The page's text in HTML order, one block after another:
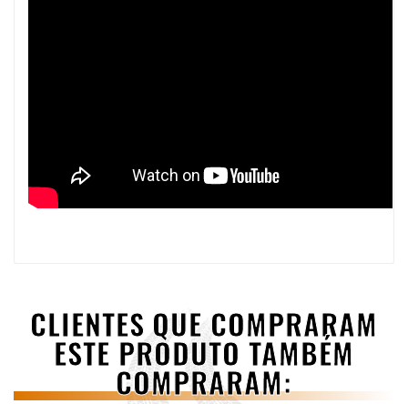
CLIENTES QUE COMPRARAM
ESTE PRODUTO TAMBÉM
COMPRARAM: